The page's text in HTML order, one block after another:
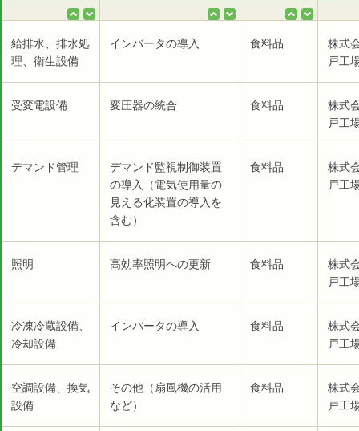
給排水、排水処
理、衛生設備
インバータの導入 食料品
株式
戸工
受変電設備 変圧器の統合 食料品
株式
戸工
デマンド管理
デマンド監視制御装置
の導入（電気使用量の
見える化装置の導入を
含む）
食料品
株式
戸工
照明 高効率照明への更新 食料品
株式
戸工
冷凍冷蔵設備、
冷却設備
インバータの導入 食料品
株式
戸工
空調設備、換気
設備
その他（扇風機の活用
など）
食料品
株式
戸工